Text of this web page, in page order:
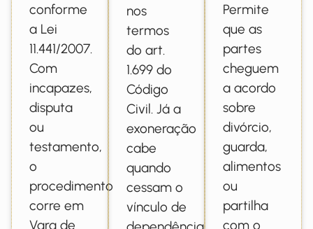
conforme
a Lei
11.441/2007.
Com
incapazes,
disputa
ou
testamento,
o
procedimento
corre em
Vara de
nos
termos
do art.
1.699 do
Código
Civil. Já a
exoneração
cabe
quando
cessam o
vínculo de
Permite
que as
partes
cheguem
a acordo
sobre
divórcio,
guarda,
alimentos
ou
partilha
com o